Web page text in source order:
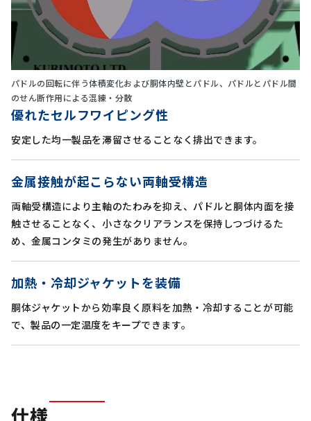
パドルの回転に伴う体積変化および胴体内壁とパドル、パドルとパドル間
のせん断作用による混練・分散
優れたセルフワイピング性
安定した均一製品を滞留させることなく排出できます。
金属接触が起こらない両軸受構造
両軸受構造により主軸のたわみを抑え、パドルと胴体内面を接
触させることなく、小さなクリアランスを保持しつづけるた
め、金属コンタミの発生がありません。
加熱・冷却ジャケットを装備
胴体ジャケットから効率良く原料を加熱・冷却することが可能
で、製品の一定温度をキープできます。
仕様